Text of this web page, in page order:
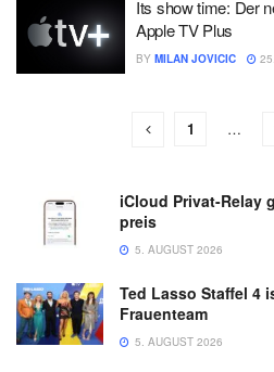
Its show time: Der
Apple TV Plus
BY MILAN JOVICIC
1 …
iCloud Privat-Relay
preis
5. AUGUST 2026
Ted Lasso Staffel 4
Frauenteam
5. AUGUST 2026